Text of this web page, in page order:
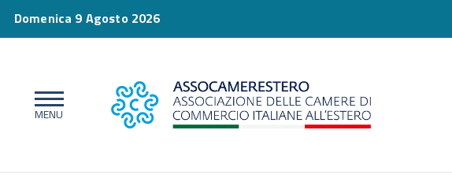
Domenica 9 Agosto 2026